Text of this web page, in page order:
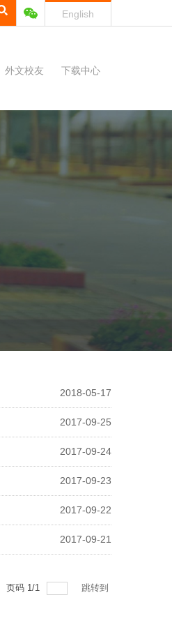
English
外文校友 下载中心
2018-05-17
2017-09-25
2017-09-24
2017-09-23
2017-09-22
2017-09-21
页码 1/1 跳转到